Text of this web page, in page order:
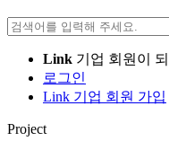
검
색:
Link 기업 회원이
로그인
Link 기업 회원 가입
Project